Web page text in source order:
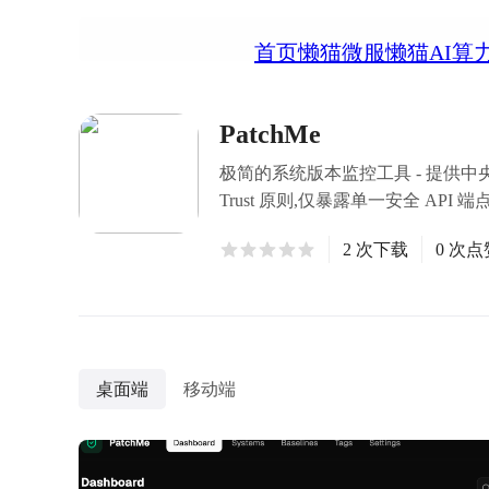
首页懒猫微服懒猫AI算
PatchMe
极简的系统版本监控工具 - 提供中
Trust 原则,仅暴露单一安全 API 端
2 次下载 0 次点
桌面端 移动端